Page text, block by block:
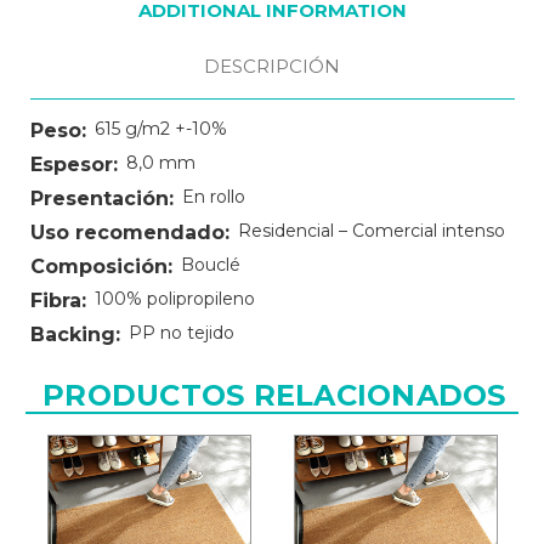
ADDITIONAL INFORMATION
DESCRIPCIÓN
Peso: 615 g/m2 +-10%
Espesor: 8,0 mm
Presentación: En rollo
Uso recomendado: Residencial – Comercial intenso
Composición: Bouclé
Fibra: 100% polipropileno
Backing: PP no tejido
PRODUCTOS RELACIONADOS